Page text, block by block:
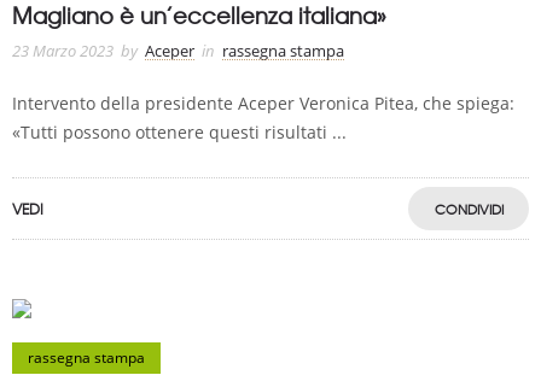
Magliano è un’eccellenza italiana»
23 Marzo 2023 by Aceper in rassegna stampa
Intervento della presidente Aceper Veronica Pitea, che spiega:
«Tutti possono ottenere questi risultati ...
VEDI CONDIVIDI
rassegna stampa